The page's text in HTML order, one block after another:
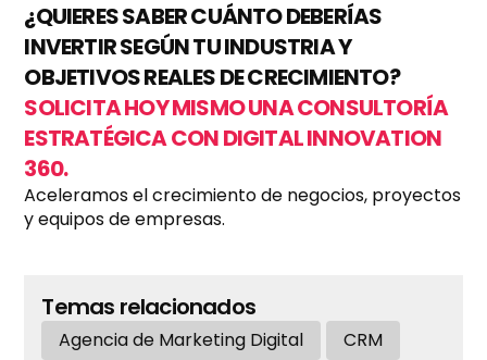
¿QUIERES SABER CUÁNTO DEBERÍAS
INVERTIR SEGÚN TU INDUSTRIA Y
OBJETIVOS REALES DE CRECIMIENTO?
SOLICITA HOY MISMO UNA CONSULTORÍA
ESTRATÉGICA CON DIGITAL INNOVATION
360.
Aceleramos el crecimiento de negocios, proyectos
y equipos de empresas.
Temas relacionados
Agencia de Marketing Digital CRM